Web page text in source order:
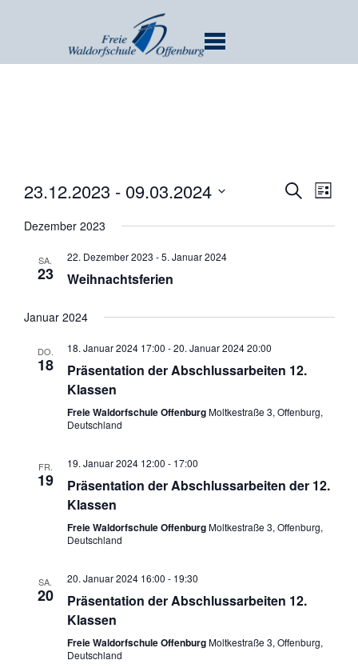
und
SUCHELISTE
23.12.2023 - 09.03.2024
Dezember 2023
SA.
23
22. Dezember 2023 -5. Januar 2024
Weihnachtsferien
Januar 2024
DO.
18
18. Januar 2024 17:00 -20. Januar 2024 20:00
Präsentation der Abschlussarbeiten 12.
Klassen
Freie Waldorfschule OffenburgMoltkestraße 3, Offenburg,
Deutschland
FR.
19
19. Januar 2024 12:00 - 17:00
Präsentation der Abschlussarbeiten der 12.
Klassen
Freie Waldorfschule OffenburgMoltkestraße 3, Offenburg,
Deutschland
SA.
20
20. Januar 2024 16:00 - 19:30
Präsentation der Abschlussarbeiten 12.
Klassen
Freie Waldorfschule OffenburgMoltkestraße 3, Offenburg,
Deutschland